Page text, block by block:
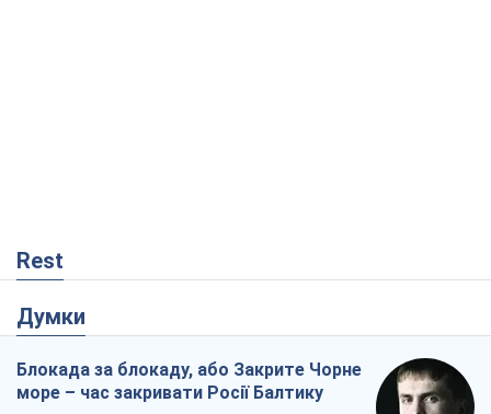
Rest
Думки
Блокада за блокаду, або Закрите Чорне
море – час закривати Росії Балтику